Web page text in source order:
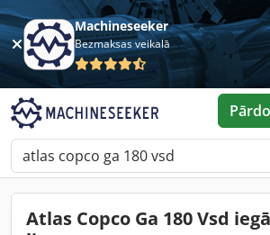
Machineseeker
Bezmaksas veikalā
Atlas Copco Ga 180 Vsd